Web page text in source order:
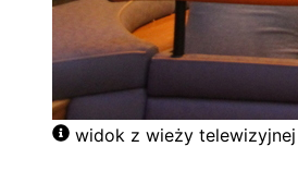
widok z wieży